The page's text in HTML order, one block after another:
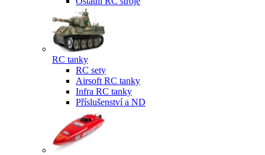
RC tanky
RC sety
Airsoft RC tanky
Infra RC tanky
Příslušenství a ND